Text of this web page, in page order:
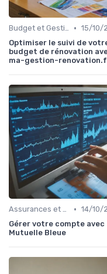
Budget et Gestion des Finances Personnelles • 15/10/
Optimiser le suivi de
budget de rénovation
ma-gestion-
Assurances et Protections Financières • 14/10/
Gérer votre compte avec
Mutuelle Bleue